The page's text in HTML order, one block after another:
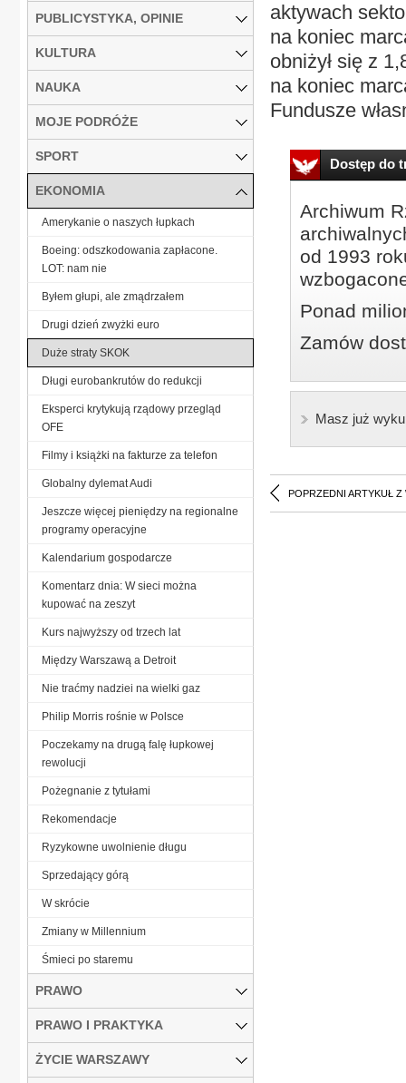
aktywach
na koniec
obniżył się z
na koniec
Fundusze
Dostęp do
Archiwum
od 1993
Ponad
Zamów
Masz już
POPRZEDNI ARTYKUŁ Z
PUBLICYSTYKA, OPINIE
KULTURA
NAUKA
MOJE PODRÓŻE
SPORT
EKONOMIA
Amerykanie o naszych łupkach
Boeing: odszkodowania zapłacone.
LOT: nam nie
Byłem głupi, ale zmądrzałem
Drugi dzień zwyżki euro
Duże straty SKOK
Długi eurobankrutów do redukcji
Eksperci krytykują rządowy przegląd
OFE
Filmy i książki na fakturze za telefon
Globalny dylemat Audi
Jeszcze więcej pieniędzy na regionalne
programy operacyjne
Kalendarium gospodarcze
Komentarz dnia: W sieci można
kupować na zeszyt
Kurs najwyższy od trzech lat
Między Warszawą a Detroit
Nie traćmy nadziei na wielki gaz
Philip Morris rośnie w Polsce
Poczekamy na drugą falę łupkowej
rewolucji
Pożegnanie z tytułami
Rekomendacje
Ryzykowne uwolnienie długu
Sprzedający górą
W skrócie
Zmiany w Millennium
Śmieci po staremu
PRAWO
PRAWO I PRAKTYKA
ŻYCIE WARSZAWY